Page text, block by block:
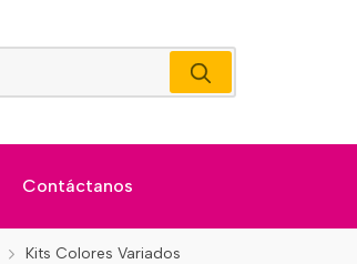
Contáctanos
Kits Colores Variados